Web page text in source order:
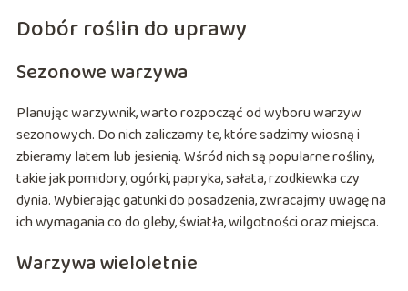
Dobór roślin do uprawy
Sezonowe warzywa
Planując warzywnik, warto rozpocząć od wyboru warzyw
sezonowych. Do nich zaliczamy te, które sadzimy wiosną i
zbieramy latem lub jesienią. Wśród nich są popularne rośliny,
takie jak pomidory, ogórki, papryka, sałata, rzodkiewka czy
dynia. Wybierając gatunki do posadzenia, zwracajmy uwagę na
ich wymagania co do gleby, światła, wilgotności oraz miejsca.
Warzywa wieloletnie